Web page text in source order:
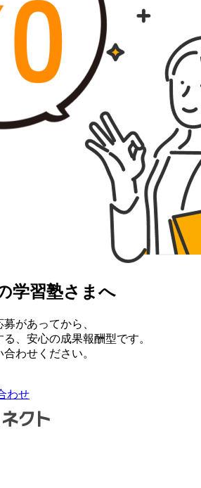
学習塾さまへ
があってから、
、安心の成果報酬型です。
わせください。
わせ